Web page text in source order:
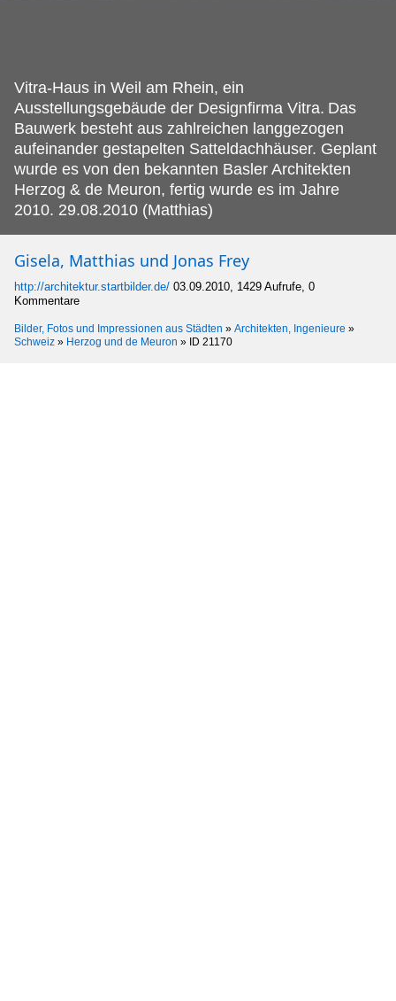
Vitra-Haus in Weil am Rhein, ein
Ausstellungsgebäude der Designfirma Vitra. Das
Bauwerk besteht aus zahlreichen langgezogen
aufeinander gestapelten Satteldachhäuser. Geplant
wurde es von den bekannten Basler Architekten
Herzog & de Meuron, fertig wurde es im Jahre
2010. 29.08.2010 (Matthias)
Gisela, Matthias und Jonas Frey
http://architektur.startbilder.de/ 03.09.2010, 1429 Aufrufe, 0
Kommentare
Bilder, Fotos und Impressionen aus Städten » Architekten, Ingenieure »
Schweiz » Herzog und de Meuron » ID 21170